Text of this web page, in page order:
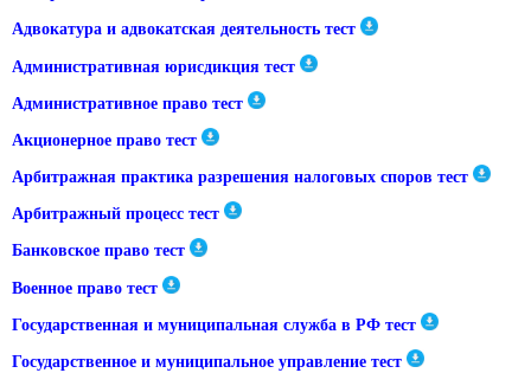
Адвокатура и адвокатская деятельность тест
Административная юрисдикция тест
Административное право тест
Акционерное право тест
Арбитражная практика разрешения налоговых споров тест
Арбитражный процесс тест
Банковское право тест
Военное право тест
Государственная и муниципальная служба в РФ тест
Государственное и муниципальное управление тест